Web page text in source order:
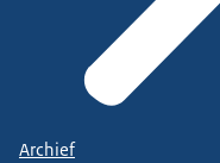
Archief